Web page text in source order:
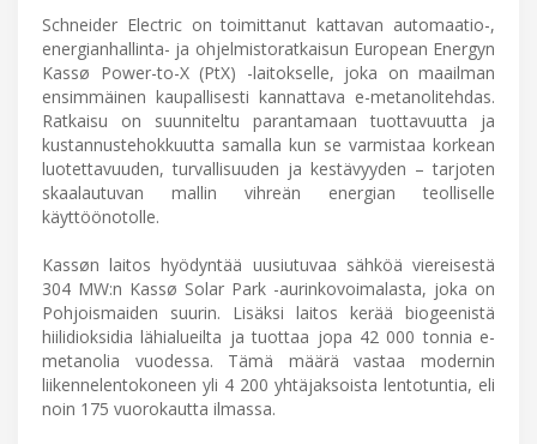
Schneider Electric on toimittanut kattavan automaatio-,
energianhallinta- ja ohjelmistoratkaisun European Energyn
Kassø Power-to-X (PtX) -laitokselle, joka on maailman
ensimmäinen kaupallisesti kannattava e-metanolitehdas.
Ratkaisu on suunniteltu parantamaan tuottavuutta ja
kustannustehokkuutta samalla kun se varmistaa korkean
luotettavuuden, turvallisuuden ja kestävyyden – tarjoten
skaalautuvan mallin vihreän energian teolliselle
käyttöönotolle.
Kassøn laitos hyödyntää uusiutuvaa sähköä viereisestä
304 MW:n Kassø Solar Park -aurinkovoimalasta, joka on
Pohjoismaiden suurin. Lisäksi laitos kerää biogeenistä
hiilidioksidia lähialueilta ja tuottaa jopa 42 000 tonnia e-
metanolia vuodessa. Tämä määrä vastaa modernin
liikennelentokoneen yli 4 200 yhtäjaksoista lentotuntia, eli
noin 175 vuorokautta ilmassa.